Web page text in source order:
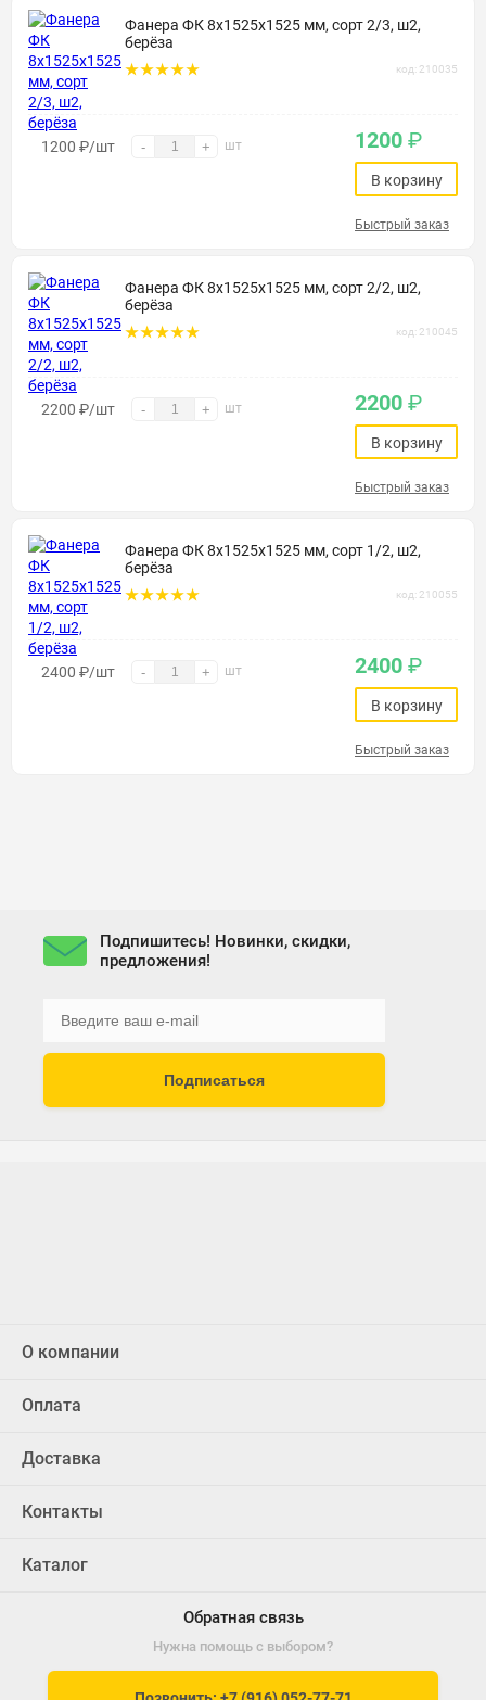
Фанера ФК 8х1525х1525 мм, сорт 2/3, ш2,
берёза
код: 210035
1200 ₽/шт - + шт 1200 ₽
В корзину
Быстрый заказ
Фанера ФК 8х1525х1525 мм, сорт 2/2, ш2,
берёза
код: 210045
2200 ₽/шт - + шт 2200 ₽
В корзину
Быстрый заказ
Фанера ФК 8х1525х1525 мм, сорт 1/2, ш2,
берёза
код: 210055
2400 ₽/шт - + шт 2400 ₽
В корзину
Быстрый заказ
Подпишитесь! Новинки, скидки,
предложения!
Подписаться
О компании
Оплата
Доставка
Контакты
Каталог
Обратная связь
Нужна помощь с выбором?